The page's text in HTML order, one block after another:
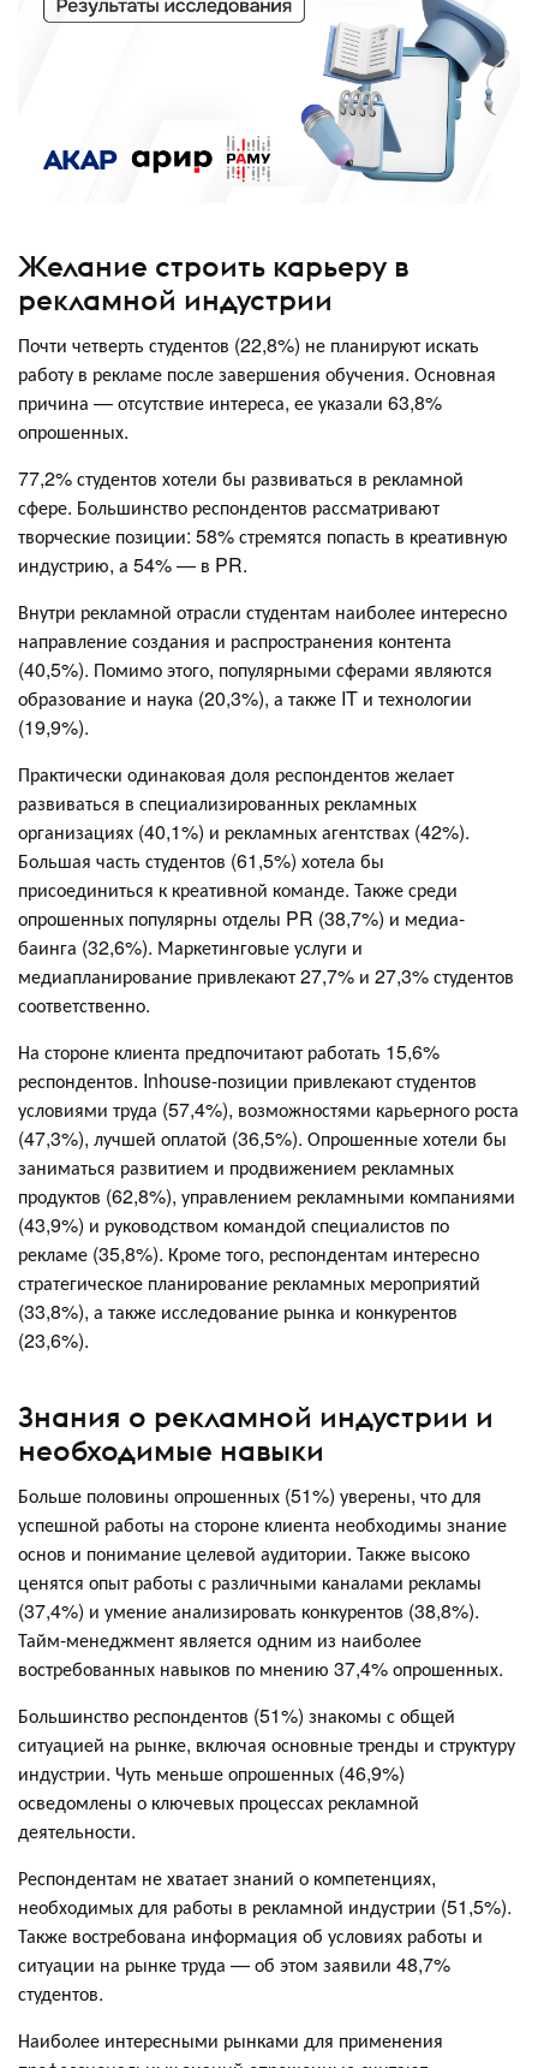
Желание строить карьеру в
рекламной индустрии
Почти четверть студентов (22,8%) не планируют искать
работу в рекламе после завершения обучения. Основная
причина — отсутствие интереса, ее указали 63,8%
опрошенных.
77,2% студентов хотели бы развиваться в рекламной
сфере. Большинство респондентов рассматривают
творческие позиции: 58% стремятся попасть в креативную
индустрию, а 54% — в PR.
Внутри рекламной отрасли студентам наиболее интересно
направление создания и распространения контента
(40,5%). Помимо этого, популярными сферами являются
образование и наука (20,3%), а также IT и технологии
(19,9%).
Практически одинаковая доля респондентов желает
развиваться в специализированных рекламных
организациях (40,1%) и рекламных агентствах (42%).
Большая часть студентов (61,5%) хотела бы
присоединиться к креативной команде. Также среди
опрошенных популярны отделы PR (38,7%) и медиа-
баинга (32,6%). Маркетинговые услуги и
медиапланирование привлекают 27,7% и 27,3% студентов
соответственно.
На стороне клиента предпочитают работать 15,6%
респондентов. Inhouse-позиции привлекают студентов
условиями труда (57,4%), возможностями карьерного роста
(47,3%), лучшей оплатой (36,5%). Опрошенные хотели бы
заниматься развитием и продвижением рекламных
продуктов (62,8%), управлением рекламными компаниями
(43,9%) и руководством командой специалистов по
рекламе (35,8%). Кроме того, респондентам интересно
стратегическое планирование рекламных мероприятий
(33,8%), а также исследование рынка и конкурентов
(23,6%).
Знания о рекламной индустрии и
необходимые навыки
Больше половины опрошенных (51%) уверены, что для
успешной работы на стороне клиента необходимы знание
основ и понимание целевой аудитории. Также высоко
ценятся опыт работы с различными каналами рекламы
(37,4%) и умение анализировать конкурентов (38,8%).
Тайм-менеджмент является одним из наиболее
востребованных навыков по мнению 37,4% опрошенных.
Большинство респондентов (51%) знакомы с общей
ситуацией на рынке, включая основные тренды и структуру
индустрии. Чуть меньше опрошенных (46,9%)
осведомлены о ключевых процессах рекламной
деятельности.
Респондентам не хватает знаний о компетенциях,
необходимых для работы в рекламной индустрии (51,5%).
Также востребована информация об условиях работы и
ситуации на рынке труда — об этом заявили 48,7%
студентов.
Наиболее интересными рынками для применения